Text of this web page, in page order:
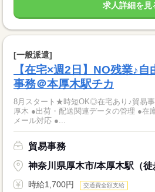
求人詳細を見
[一般派遣]
【在宅×週2日】NO残業♪
事務＠本厚木駅チカ
8月スタート★時短OK◎在宅あり♪貿易
厚木 ●出荷・配送関連データの管理 ●在
メール対応 ●...
貿易事務
神奈川県厚木市/本厚木駅（徒
時給1,700円 交通費全額支給